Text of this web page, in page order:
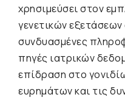
χρησιμεύσει στον
γενετικών
συνδυασμένες
πηγές ιατρικών
επίδραση στο
ευρημάτων και τις